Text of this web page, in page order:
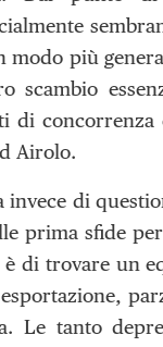
modo più
scambio
di concorrenza
Airolo.
invece di
prima sfide
di trovare un
Le tanto